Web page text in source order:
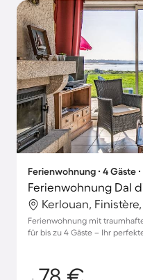
Ferienwohnung ∙ 4 Gäste
Ferienwohnung Dal
Kerlouan,
Ferienwohnung mit
für bis zu 4 Gäste – Ihr